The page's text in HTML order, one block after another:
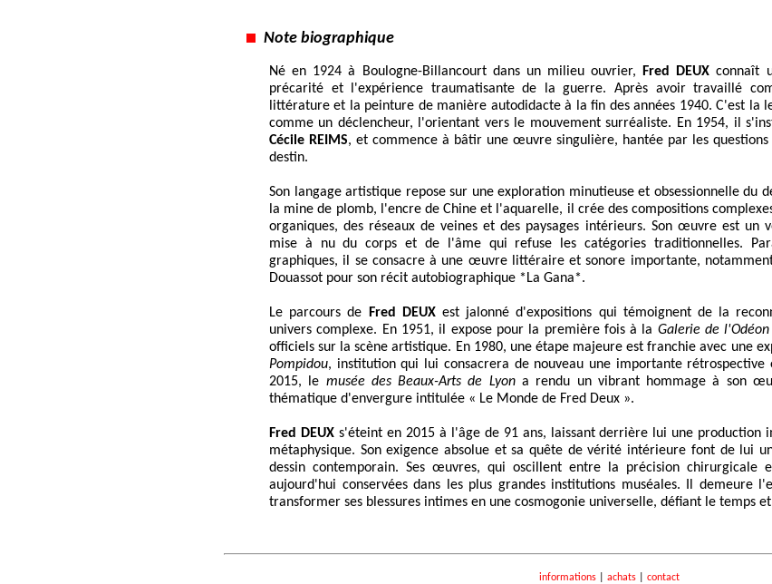
Note biographique
Né en 1924 à Boulogne-Billancourt dans un milieu ouvrier, Fred DEUX connaît
précarité et l'expérience traumatisante de la guerre. Après avoir travaillé
littérature et la peinture de manière autodidacte à la fin des années 1940. C'est la
comme un déclencheur, l'orientant vers le mouvement surréaliste. En 1954, il
Cécile REIMS, et commence à bâtir une œuvre singulière, hantée par les
destin.
Son langage artistique repose sur une exploration minutieuse et obsessionnelle du
la mine de plomb, l'encre de Chine et l'aquarelle, il crée des compositions
organiques, des réseaux de veines et des paysages intérieurs. Son œuvre est un
mise à nu du corps et de l'âme qui refuse les catégories traditionnelles.
graphiques, il se consacre à une œuvre littéraire et sonore importante,
Douassot pour son récit autobiographique *La Gana*.
Le parcours de Fred DEUXest jalonné d'expositions qui témoignent de la
univers complexe. En 1951, il expose pour la première fois à la Galerie de l'Odéon
officiels sur la scène artistique. En 1980, une étape majeure est franchie avec une
Pompidou, institution qui lui consacrera de nouveau une importante rétrospective
2015, le musée des Beaux-Arts de Lyona rendu un vibrant hommage à son
thématique d'envergure intitulée « Le Monde de Fred Deux ».
Fred DEUXs'éteint en 2015 à l'âge de 91 ans, laissant derrière lui une production
métaphysique. Son exigence absolue et sa quête de vérité intérieure font de lui
dessin contemporain. Ses œuvres, qui oscillent entre la précision chirurgicale
aujourd'hui conservées dans les plus grandes institutions muséales. Il demeure
transformer ses blessures intimes en une cosmogonie universelle, défiant le temps
informations| achats| contact